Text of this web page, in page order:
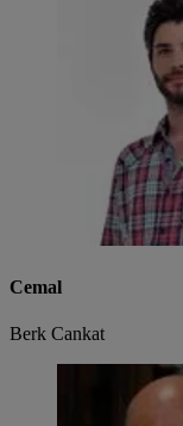
Cemal
Berk Cankat